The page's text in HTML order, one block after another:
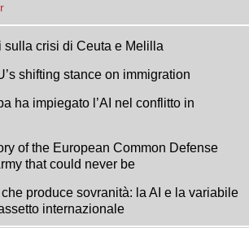
sulla crisi di Ceuta e Melilla
shifting stance on immigration
ha impiegato l’AI nel conflitto in
of the European Common Defense
that could never be
produce sovranità: la AI e la variabile
internazionale